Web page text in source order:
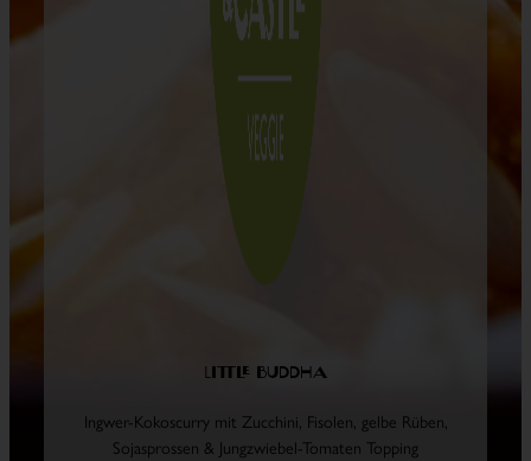
Little Buddha
Ingwer-Kokoscurry mit Zucchini, Fisolen, gelbe Rüben,
Sojasprossen & Jungzwiebel-Tomaten Topping